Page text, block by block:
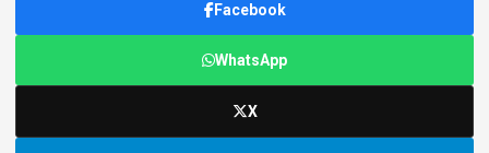
Facebook
WhatsApp
X